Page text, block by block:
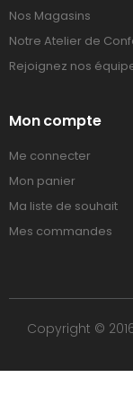
Nos Magasins
Notre Atelier de
Rejoignez nos
Mon compte
Me connecter
Mon panier
Ma liste de souhait
Mes commandes
Copyright ©